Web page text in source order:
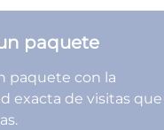
paquete
paquete con la
exacta de visitas que